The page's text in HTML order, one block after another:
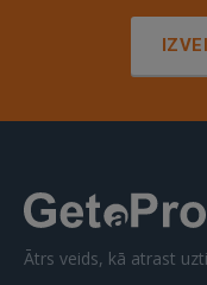
Ātrs veids, kā atrast